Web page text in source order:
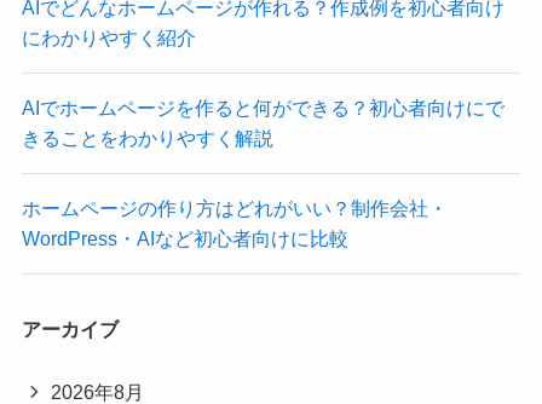
AIでどんなホームページが作れる？作成例を初心者向け
にわかりやすく紹介
AIでホームページを作ると何ができる？初心者向けにで
きることをわかりやすく解説
ホームページの作り方はどれがいい？制作会社・
WordPress・AIなど初心者向けに比較
アーカイブ
2026年8月